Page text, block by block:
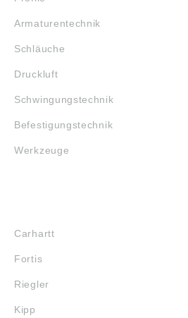
Armaturentechnik
Schläuche
Druckluft
Schwingungstechnik
Befestigungstechnik
Werkzeuge
Carhartt
Fortis
Riegler
Kipp